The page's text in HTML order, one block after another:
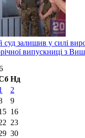
суд залишив у силі
випускниці з
Нд
2
9
16
23
30